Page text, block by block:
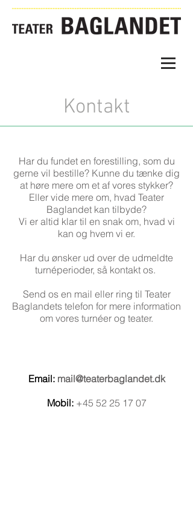
Kontakt
Har du fundet en forestilling, som du
gerne vil bestille? Kunne du tænke dig
at høre mere om et af vores stykker?
Eller vide mere om, hvad Teater
Baglandet kan tilbyde?
Vi er altid klar til en snak om, hvad vi
kan og hvem vi er.
Har du ønsker ud over de udmeldte
turnéperioder, så kontakt os.
Send os en mail eller ring til Teater
Baglandets telefon for mere information
om vores turnéer og teater.
Email: mail@teaterbaglandet.dk
Mobil: +45 52 25 17 07